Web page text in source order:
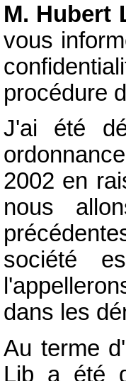
M. Hubert
vous
procédure
J'ai été
2002 en
nous
société
dans les
Au terme
Lib a été